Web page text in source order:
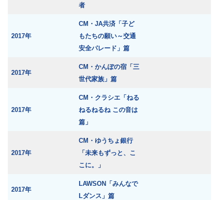
者
2017年
CM・JA共済「子ど
もたちの願い～交通
安全パレード」篇
2017年
CM・かんぽの宿「三
世代家族」篇
2017年
CM・クラシエ「ねる
ねるねるね この音は
篇」
2017年
CM・ゆうちょ銀行
「未来もずっと、こ
こに。」
2017年
LAWSON「みんなで
Lダンス」篇